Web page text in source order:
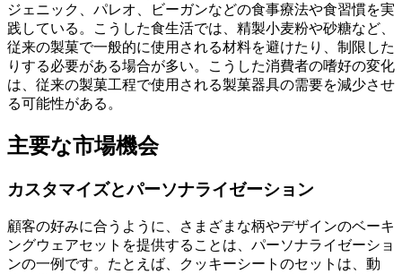
ジェニック、パレオ、ビーガンなどの食事療法や食習慣を実
践している。こうした食生活では、精製小麦粉や砂糖など、
従来の製菓で一般的に使用される材料を避けたり、制限した
りする必要がある場合が多い。こうした消費者の嗜好の変化
は、従来の製菓工程で使用される製菓器具の需要を減少させ
る可能性がある。
主要な市場機会
カスタマイズとパーソナライゼーション
顧客の好みに合うように、さまざまな柄やデザインのベーキ
ングウェアセットを提供することは、パーソナライゼーショ
ンの一例です。たとえば、クッキーシートのセットは、動